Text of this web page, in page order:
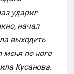
ударил
начал
выходить
меня по ноге
Кусанова.